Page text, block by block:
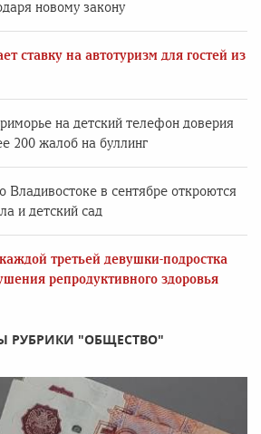
новому закону
ставку на автотуризм для гостей из
на детский телефон доверия
200 жалоб на буллинг
Владивостоке в сентябре откроются
и детский сад
третьей девушки-подростка
репродуктивного здоровья
РУБРИКИ "ОБЩЕСТВО"